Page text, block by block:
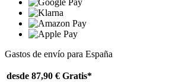
Gastos de envío para España
desde 87,90 € Gratis*